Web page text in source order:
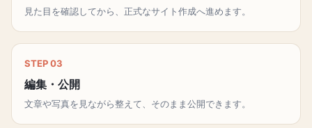
見た目を確認してから、正式なサイト作成へ進めます。
STEP 03
編集・公開
文章や写真を見ながら整えて、そのまま公開できます。